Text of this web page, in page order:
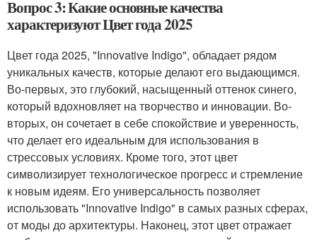
Вопрос 3: Какие основные качества
характеризуют Цвет года 2025
Цвет года 2025, "Innovative Indigo", обладает рядом
уникальных качеств, которые делают его выдающимся.
Во-первых, это глубокий, насыщенный оттенок синего,
который вдохновляет на творчество и инновации. Во-
вторых, он сочетает в себе спокойствие и уверенность,
что делает его идеальным для использования в
стрессовых условиях. Кроме того, этот цвет
символизирует технологическое прогресс и стремление
к новым идеям. Его универсальность позволяет
использовать "Innovative Indigo" в самых разных сферах,
от моды до архитектуры. Наконец, этот цвет отражает